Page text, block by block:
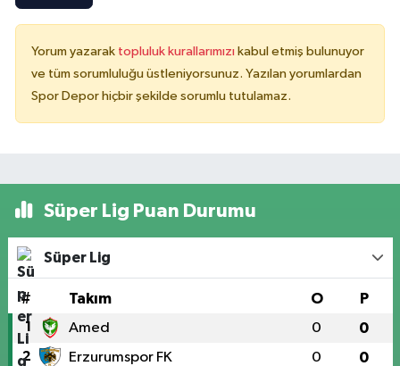
Yorum yazarak topluluk kurallarımızı kabul etmiş bulunuyor
ve tüm sorumluluğu üstleniyorsunuz. Yazılan yorumlardan
Spor Depor hiçbir şekilde sorumlu tutulamaz.
Süper Lig Puan Durumu
Süper Lig
# Takım O P
1 Amed 0 0
2 Erzurumspor FK 0 0